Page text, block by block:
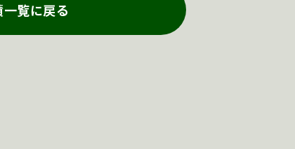
覧に戻る